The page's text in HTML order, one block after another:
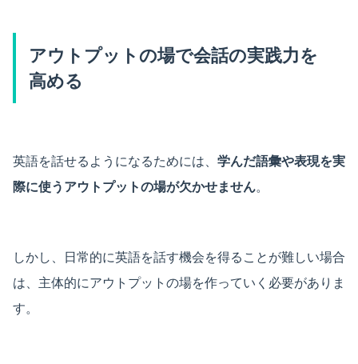
アウトプットの場で会話の実践力を
高める
英語を話せるようになるためには、 学んだ語彙や表現を実
際に使うアウトプットの場が欠かせません。
しかし、日常的に英語を話す機会を得ることが難しい場合
は、主体的にアウトプットの場を作っていく必要がありま
す。